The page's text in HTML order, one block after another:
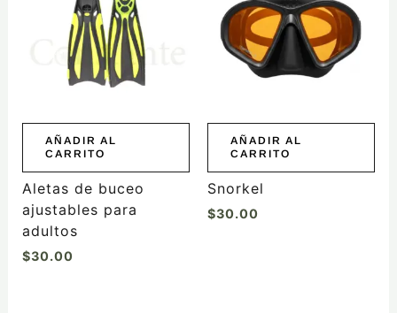
AÑADIR AL
CARRITO
Aletas de buceo
ajustables para
adultos
$30.00
AÑADIR AL
CARRITO
Snorkel
$30.00